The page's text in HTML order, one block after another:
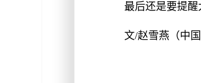
最后还是要提醒
文/赵雪燕（中